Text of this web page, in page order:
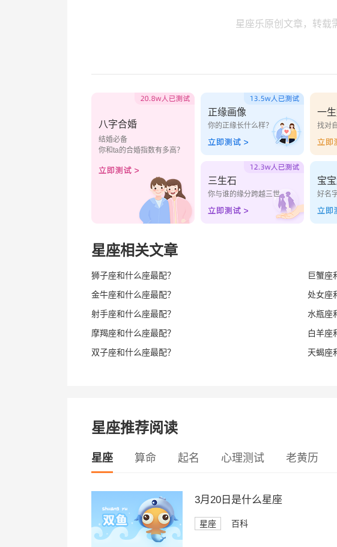
星座乐原创文章，转载
八字合婚
结婚必备
你和ta的合婚指数有多高？
正缘画像
你的正缘长什么样？
一
找对
三生石
你与谁的缘分跨越三世
宝
好名
星座相关文章
狮子座和什么座最配？
巨蟹座
金牛座和什么座最配？
处女座
射手座和什么座最配？
水瓶座
摩羯座和什么座最配？
白羊座
双子座和什么座最配？
天蝎座
星座推荐阅读
星座 算命 起名 心理测试 老黄历
3月20日是什么星座
星座 百科